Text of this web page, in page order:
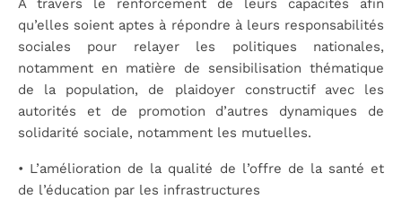
À travers le renforcement de leurs capacités afin
qu’elles soient aptes à répondre à leurs responsabilités
sociales pour relayer les politiques nationales,
notamment en matière de sensibilisation thématique
de la population, de plaidoyer constructif avec les
autorités et de promotion d’autres dynamiques de
solidarité sociale, notamment les mutuelles.
• L’amélioration de la qualité de l’offre de la santé et
de l’éducation par les infrastructures